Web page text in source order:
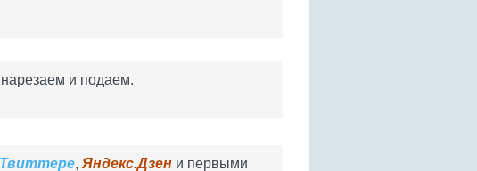
нарезаем и подаем.
Твиттере, Яндекс.Дзен и первыми